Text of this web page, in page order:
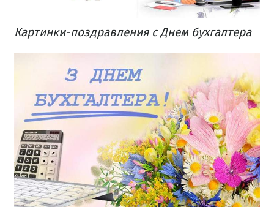
Картинки-поздравления с Днем бухгалтера